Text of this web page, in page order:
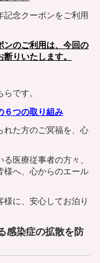
記念クーポンをご利用
ンのご利用は、今回の
りいたします。
です。
６つの取り組み
れた方のご冥福を、心
医療従事者の方々、
様へ、心からのエール
に、安心してお泊り
感染症の拡散を防